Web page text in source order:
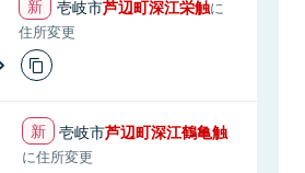
壱岐市芦辺町深江栄触に
住所変更
壱岐市芦辺町深江鶴亀触
に住所変更